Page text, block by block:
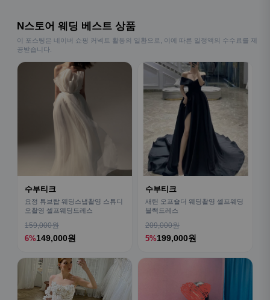
N스토어 웨딩 베스트 상품
이 포스팅은 네이버 쇼핑 커넥트 활동의 일환으로, 이에 따른 일정액의 수수료를 제
공받습니다.
수부티크
요정 튜브탑 웨딩스냅촬영 스튜디
오촬영 셀프웨딩드레스
159,000원
6%149,000원
수부티크
새틴 오프숄더 웨딩촬영 셀프웨딩
블랙드레스
209,000원
5%199,000원